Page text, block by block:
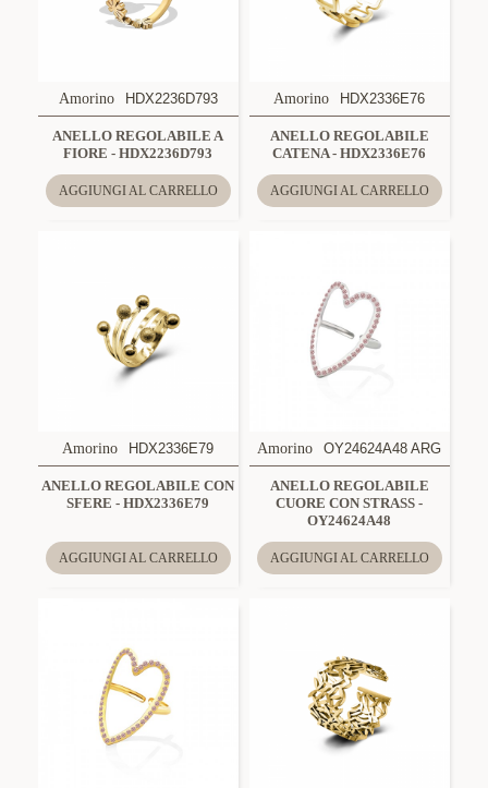
Amorino HDX2236D793
ANELLO REGOLABILE A
FIORE - HDX2236D793
AGGIUNGI AL CARRELLO
Amorino HDX2336E76
ANELLO REGOLABILE
CATENA - HDX2336E76
AGGIUNGI AL CARRELLO
Amorino HDX2336E79
ANELLO REGOLABILE CON
SFERE - HDX2336E79
AGGIUNGI AL CARRELLO
Amorino OY24624A48 ARG
ANELLO REGOLABILE
CUORE CON STRASS -
OY24624A48
AGGIUNGI AL CARRELLO